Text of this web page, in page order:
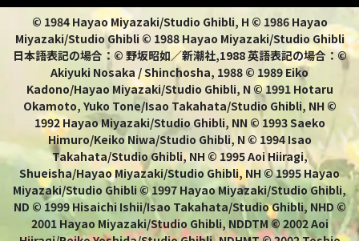
© 1984 Hayao Miyazaki/Studio Ghibli, H © 1986 Hayao
Miyazaki/Studio Ghibli © 1988 Hayao Miyazaki/Studio Ghibli
日本語表記の場合：© 野坂昭如／新潮社,1988 英語表記の場合：©
Akiyuki Nosaka / Shinchosha, 1988 © 1989 Eiko
Kadono/Hayao Miyazaki/Studio Ghibli, N © 1991 Hotaru
Okamoto, Yuko Tone/Isao Takahata/Studio Ghibli, NH ©
1992 Hayao Miyazaki/Studio Ghibli, NN © 1993 Saeko
Himuro/Keiko Niwa/Studio Ghibli, N © 1994 Isao
Takahata/Studio Ghibli, NH © 1995 Aoi Hiiragi,
Shueisha/Hayao Miyazaki/Studio Ghibli, NH © 1995 Hayao
Miyazaki/Studio Ghibli © 1997 Hayao Miyazaki/Studio Ghibli,
ND © 1999 Hisaichi Ishii/Isao Takahata/Studio Ghibli, NHD ©
2001 Hayao Miyazaki/Studio Ghibli, NDDTM © 2002 Aoi